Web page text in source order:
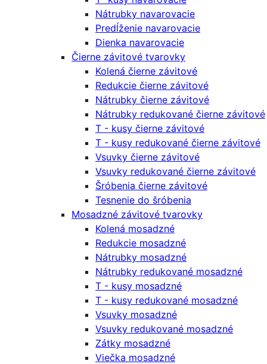
Nátrubky navarovacie
Predĺženie navarovacie
Dienka navarovacie
Čierne závitové tvarovky
Kolená čierne závitové
Redukcie čierne závitové
Nátrubky čierne závitové
Nátrubky redukované čierne závitové
T - kusy čierne závitové
T - kusy redukované čierne závitové
Vsuvky čierne závitové
Vsuvky redukované čierne závitové
Šróbenia čierne závitové
Tesnenie do šróbenia
Mosadzné závitové tvarovky
Kolená mosadzné
Redukcie mosadzné
Nátrubky mosadzné
Nátrubky redukované mosadzné
T - kusy mosadzné
T - kusy redukované mosadzné
Vsuvky mosadzné
Vsuvky redukované mosadzné
Zátky mosadzné
Viečka mosadzné